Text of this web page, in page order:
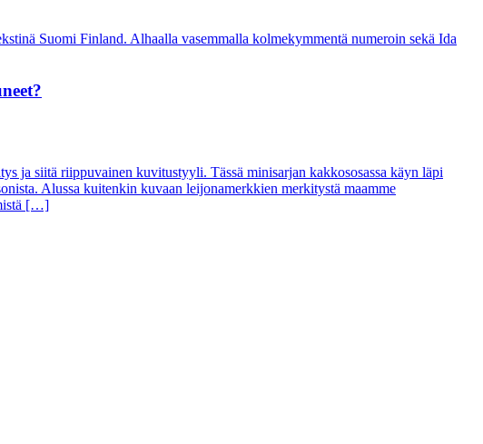
ja siitä riippuvainen kuvitustyyli. Tässä minisarjan kakkososassa käyn läpi
Alussa kuitenkin kuvaan leijonamerkkien merkitystä maamme
[…]